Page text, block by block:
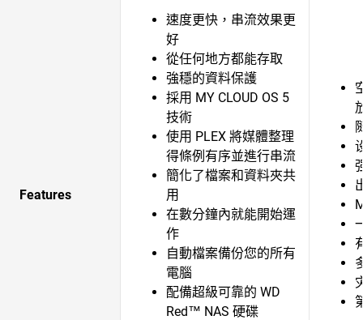
Features
速度更快，串流效果更
好
從任何地方都能存取
強穩的資料保護
採用 MY CLOUD OS 5
技術
使用 PLEX 將媒體整理
得條例有序並進行串流
簡化了檔案和資料夾共
用
在數分鐘內就能開始運
作
自動檔案備份您的所有
電腦
配備超級可靠的 WD
Red™ NAS 硬碟